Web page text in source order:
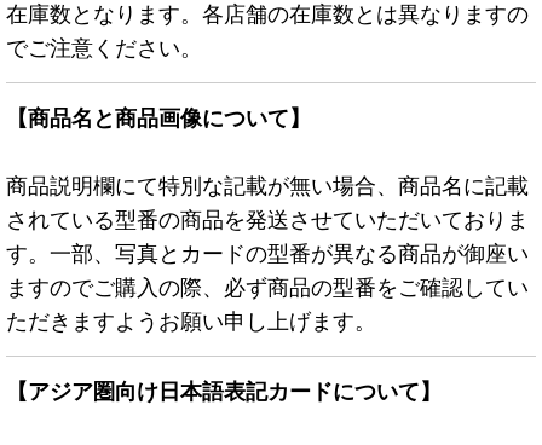
在庫数となります。各店舗の在庫数とは異なりますの
でご注意ください。
【商品名と商品画像について】
商品説明欄にて特別な記載が無い場合、商品名に記載
されている型番の商品を発送させていただいておりま
す。一部、写真とカードの型番が異なる商品が御座い
ますのでご購入の際、必ず商品の型番をご確認してい
ただきますようお願い申し上げます。
【アジア圏向け日本語表記カードについて】